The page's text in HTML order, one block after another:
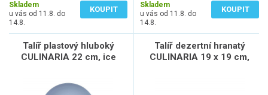
Skladem
u vás od 11.8. do
14.8.
KOUPIT
Skladem
u vás od 11.8. do
14.8.
KOUPIT
Talíř plastový hluboký
CULINARIA 22 cm, ice
Talíř dezertní hranatý
CULINARIA 19 x 19 cm,